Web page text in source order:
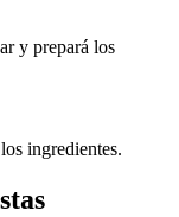
y prepará los
ingredientes.